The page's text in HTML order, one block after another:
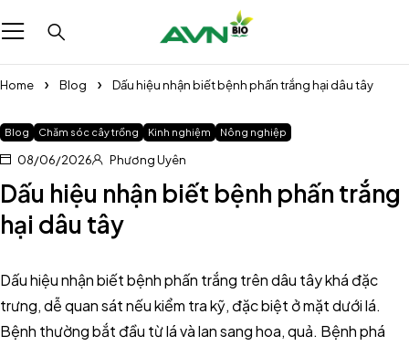
Home Blog Dấu hiệu nhận biết bệnh phấn trắng hại dâu tây
Blog Chăm sóc cây trồng Kinh nghiệm Nông nghiệp
08/06/2026 Phương Uyên
Dấu hiệu nhận biết bệnh phấn trắng
hại dâu tây
Dấu hiệu nhận biết bệnh phấn trắng trên dâu tây khá đặc
trưng, dễ quan sát nếu kiểm tra kỹ, đặc biệt ở mặt dưới lá.
Bệnh thường bắt đầu từ lá và lan sang hoa, quả. Bệnh phá